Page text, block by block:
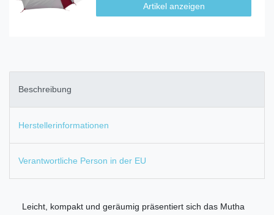
Artikel anzeigen
Beschreibung
Herstellerinformationen
Verantwortliche Person in der EU
Leicht, kompakt und geräumig präsentiert sich das Mutha